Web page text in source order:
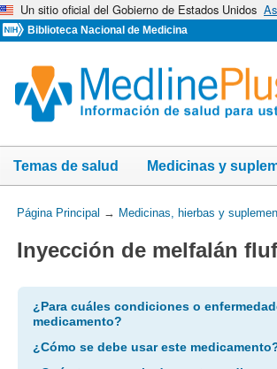
Un sitio oficial del Gobierno de Estados Unidos
Biblioteca Nacional de Medicina
Temas de salud Medicinas y
Usted
aquí:
Página Principal → Medicinas, hierbas y
Inyección de melfalán
¿Para cuáles condiciones o
medicamento?
¿Cómo se debe usar este